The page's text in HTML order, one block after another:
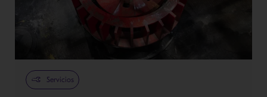
Metso Plus
Servicios